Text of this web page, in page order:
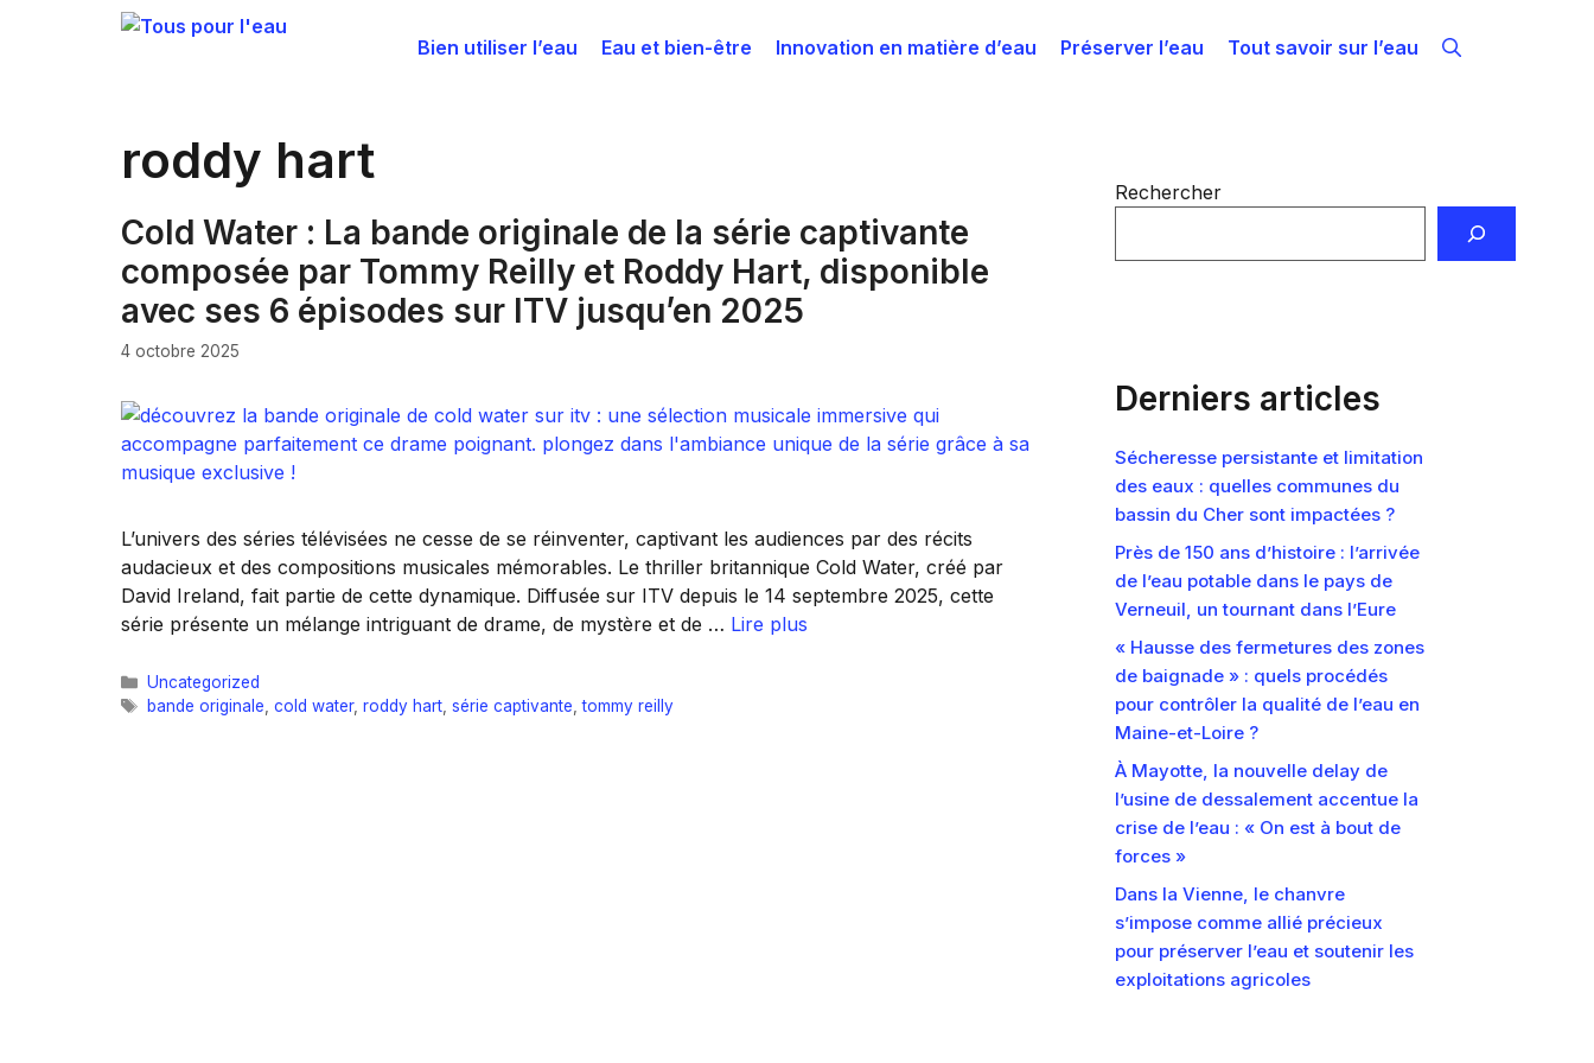
Bien utiliser l’eau Eau et bien-être Innovation en matière d’eau Préserver l’eau Tout savoir sur l’eau
roddy hart
Cold Water : La bande originale de la série captivante
composée par Tommy Reilly et Roddy Hart, disponible
avec ses 6 épisodes sur ITV jusqu’en 2025
4 octobre 2025
L’univers des séries télévisées ne cesse de se réinventer, captivant les audiences par des récits
audacieux et des compositions musicales mémorables. Le thriller britannique Cold Water, créé par
David Ireland, fait partie de cette dynamique. Diffusée sur ITV depuis le 14 septembre 2025, cette
série présente un mélange intriguant de drame, de mystère et de … Lire plus
Catégories
Uncategorized
Étiquettes
bande originale cold water, roddy hart, série captivante ,tommy reilly
Rechercher
Derniers articles
Sécheresse persistante et limitation
des eaux : quelles communes du
bassin du Cher sont impactées ?
Près de 150 ans d’histoire : l’arrivée
de l’eau potable dans le pays de
Verneuil, un tournant dans l’Eure
« Hausse des fermetures des zones
de baignade » : quels procédés
pour contrôler la qualité de l’eau en
Maine-et-Loire ?
À Mayotte, la nouvelle delay de
l’usine de dessalement accentue la
crise de l’eau : « On est à bout de
forces »
Dans la Vienne, le chanvre
s’impose comme allié précieux
pour préserver l’eau et soutenir les
exploitations agricoles